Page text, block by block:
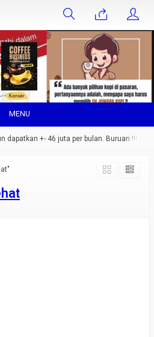
MENU
+- 46 juta per bulan. Buruan !!!